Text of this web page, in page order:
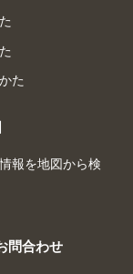
た
報を地図から検
問合わせ